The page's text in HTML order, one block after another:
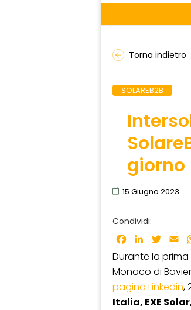
Torna indietro
SOLAREB2B
giorno
15 Giugno 2023
Condividi:
Facebook
LinkedIn
Durante la
Monaco di
pagina Linkedin,
Italia, EXE